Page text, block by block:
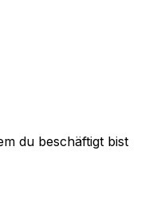
du beschäftigt bist